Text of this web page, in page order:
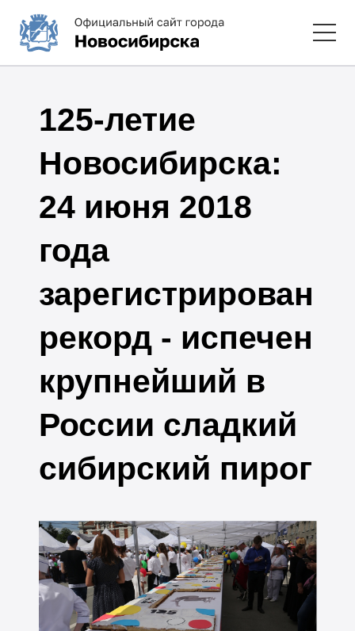
125-летие
Новосибирска:
24 июня 2018
года
зарегистрирован
рекорд - испечен
крупнейший в
России сладкий
сибирский пирог